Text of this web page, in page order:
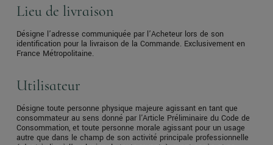
Lieu de livraison
Désigne l’adresse communiquée par l’Acheteur lors de son
identification pour la livraison de la Commande. Exclusivement en
France Métropolitaine.
Utilisateur
Désigne toute personne physique majeure agissant en tant que
consommateur au sens donné par l'Article Préliminaire du Code de
Consommation, et toute personne morale agissant pour un usage
autre que dans le champ de son activité principale professionnelle